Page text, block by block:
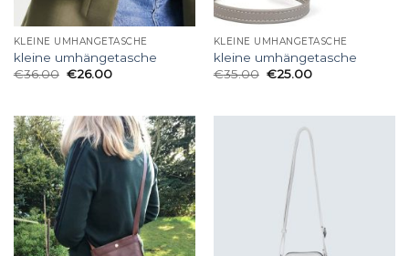
KLEINE UMHÄNGETASCHE
kleine umhängetasche
€36.00 €26.00
KLEINE UMHÄNGETASCHE
kleine umhängetasche
€35.00 €25.00